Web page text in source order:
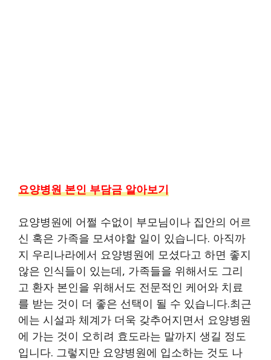
요양병원 본인 부담금 알아보기
요양병원에 어쩔 수없이 부모님이나 집안의 어르
신 혹은 가족을 모셔야할 일이 있습니다. 아직까
지 우리나라에서 요양병원에 모셨다고 하면 좋지
않은 인식들이 있는데, 가족들을 위해서도 그리
고 환자 본인을 위해서도 전문적인 케어와 치료
를 받는 것이 더 좋은 선택이 될 수 있습니다.최근
에는 시설과 체계가 더욱 갖추어지면서 요양병원
에 가는 것이 오히려 효도라는 말까지 생길 정도
입니다. 그렇지만 요양병원에 입소하는 것도 나